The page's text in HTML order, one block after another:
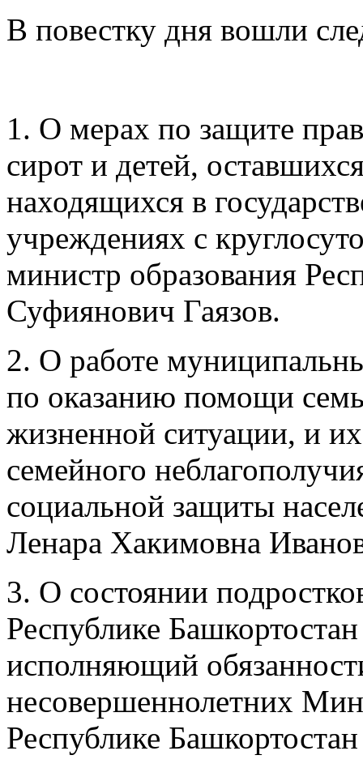
В повестку дня вошли
1. О мерах по защите
сирот и детей,
находящихся в
учреждениях с
министр образования
Суфиянович Гаязов.
2. О работе
по оказанию помощи
жизненной ситуации, и
семейного
социальной защиты
Ленара Хакимовна
3. О состоянии
Республике
исполняющий
несовершеннолетних
Республике